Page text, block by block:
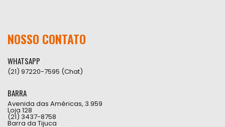
NOSSO CONTATO
WHATSAPP
(21) 97220-7595 (Chat)
BARRA
Avenida das Américas, 3.959
Loja 128
(21) 3437-8758
Barra da Tijuca